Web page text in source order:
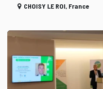
CHOISY LE ROI, France